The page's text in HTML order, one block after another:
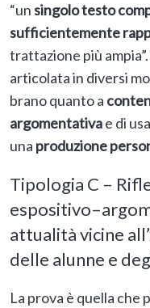
“unsingolo testo
sufficientemente
trattazione più
articolata in diversi
brano quanto a
argomentativae di
una produzione
Tipologia C –
attualità vicine
delle alunne e
La prova è quella che